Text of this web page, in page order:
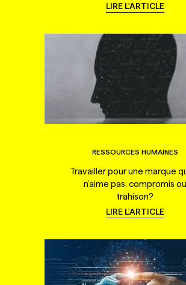
LIRE L'ARTICLE
RESSOURCES HUMAINES
Travailler pour une marque
n’aime pas: compromis ou
trahison?
LIRE L'ARTICLE